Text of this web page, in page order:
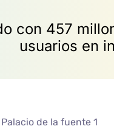
de la fuente 1